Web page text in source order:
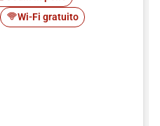
Wi-Fi gratuito